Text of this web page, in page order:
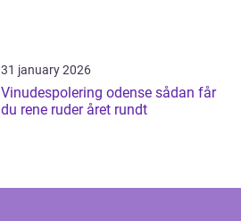
31 january 2026
Vinudespolering odense sådan får
du rene ruder året rundt